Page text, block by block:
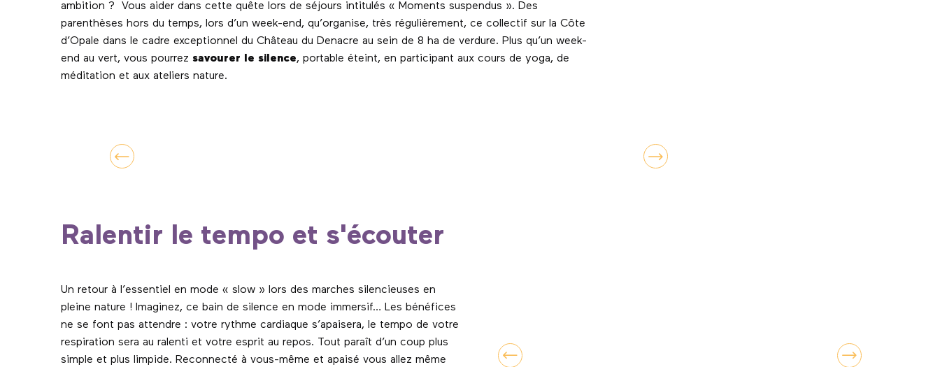
ambition ? Vous aider dans cette quête lors de séjours intitulés « Moments suspendus ». Des
parenthèses hors du temps, lors d’un week-end, qu’organise, très régulièrement, ce collectif sur la Côte
d’Opale dans le cadre exceptionnel du Château du Denacre au sein de 8 ha de verdure. Plus qu’un week-
end au vert, vous pourrez savourer le silence, portable éteint, en participant aux cours de yoga, de
méditation et aux ateliers nature.
Ralentir le tempo et s'écouter
Un retour à l’essentiel en mode « slow » lors des marches silencieuses en
pleine nature ! Imaginez, ce bain de silence en mode immersif… Les bénéfices
ne se font pas attendre : votre rythme cardiaque s’apaisera, le tempo de votre
respiration sera au ralenti et votre esprit au repos. Tout paraît d’un coup plus
simple et plus limpide. Reconnecté à vous-même et apaisé vous allez même